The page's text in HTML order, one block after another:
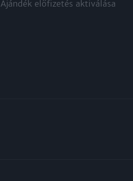
Ajándék előfizetés aktiválása